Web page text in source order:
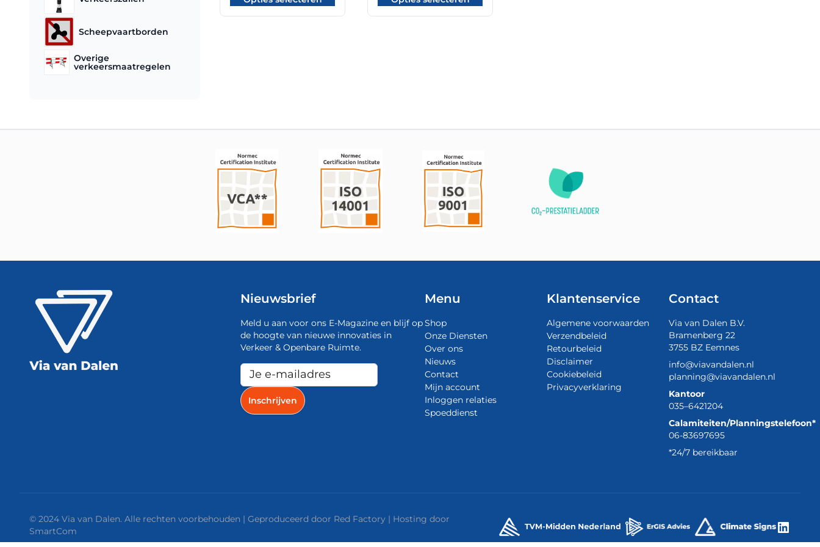
Scheepvaartborden
Overige
verkeersmaatregelen
€ 148,80
€ 148,80
Nieuwsbrief
Meld u aan voor ons E-Magazine en blijf op
de hoogte van nieuwe innovaties in
Verkeer & Openbare Ruimte.
Menu
Shop
Onze Diensten
Over ons
Nieuws
Contact
Mijn account
Inloggen relaties
Spoeddienst
Klantenservice
Algemene voorwaarden
Verzendbeleid
Retourbeleid
Disclaimer
Cookiebeleid
Privacyverklaring
Contact
Via van Dalen B.V.
Bramenberg 22
3755 BZ Eemnes
info@viavandalen.nl
planning@viavandalen.nl
Kantoor
035–6421204
Calamiteiten/Planningstelefoon*
06-83697695
*24/7 bereikbaar
© 2024 Via van Dalen. Alle rechten voorbehouden | Geproduceerd door Red Factory | Hosting door
SmartCom